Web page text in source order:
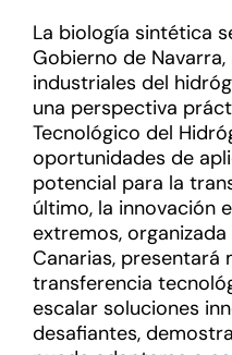
La biología sintética
Gobierno de
industriales del
una perspectiva
Tecnológico del
oportunidades de
potencial para la
último, la innovación
extremos,
Canarias,
transferencia
escalar soluciones
desafiantes,